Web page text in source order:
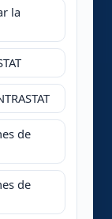
la
de
de